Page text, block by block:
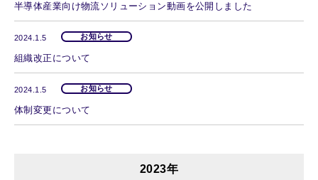
半導体産業向け物流ソリューション動画を公開しました
2024.1.5 お知らせ
組織改正について
2024.1.5 お知らせ
体制変更について
2023年